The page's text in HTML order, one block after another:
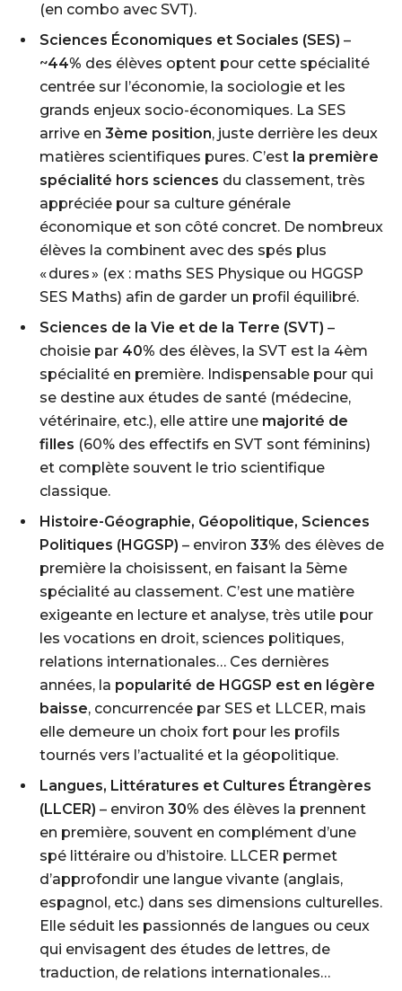
(en combo avec SVT).
Sciences Économiques et Sociales (SES) –
~44% des élèves optent pour cette spécialité
centrée sur l’économie, la sociologie et les
grands enjeux socio-économiques. La SES
arrive en 3ème position, juste derrière les deux
matières scientifiques pures. C’est la première
spécialité hors sciences du classement, très
appréciée pour sa culture générale
économique et son côté concret. De nombreux
élèves la combinent avec des spés plus
« dures » (ex : maths SES Physique ou HGGSP
SES Maths) afin de garder un profil équilibré.
Sciences de la Vie et de la Terre (SVT) –
choisie par 40% des élèves, la SVT est la 4èm
spécialité en première. Indispensable pour qui
se destine aux études de santé (médecine,
vétérinaire, etc.), elle attire une majorité de
filles (60% des effectifs en SVT sont féminins)
et complète souvent le trio scientifique
classique.
Histoire-Géographie, Géopolitique, Sciences
Politiques (HGGSP) – environ 33% des élèves de
première la choisissent, en faisant la 5ème
spécialité au classement. C’est une matière
exigeante en lecture et analyse, très utile pour
les vocations en droit, sciences politiques,
relations internationales… Ces dernières
années, la popularité de HGGSP est en légère
baisse, concurrencée par SES et LLCER, mais
elle demeure un choix fort pour les profils
tournés vers l’actualité et la géopolitique.
Langues, Littératures et Cultures Étrangères
(LLCER) – environ 30% des élèves la prennent
en première, souvent en complément d’une
spé littéraire ou d’histoire. LLCER permet
d’approfondir une langue vivante (anglais,
espagnol, etc.) dans ses dimensions culturelles.
Elle séduit les passionnés de langues ou ceux
qui envisagent des études de lettres, de
traduction, de relations internationales…